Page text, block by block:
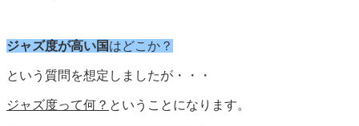
ジャズ度が高い国はどこか？
という質問を想定しましたが・・・
ジャズ度って何？ ということになります。